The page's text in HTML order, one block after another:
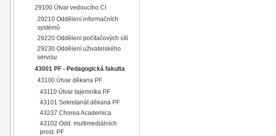
29100 Útvar vedoucího CI
29210 Oddělení informačních
systémů
29220 Oddělení počítačových sítí
29230 Oddělení uživatelského
servisu
43001 PF - Pedagogická fakulta
43100 Útvar děkana PF
43110 Útvar tajemníka PF
43101 Sekretariát děkana PF
43237 Chorea Academica
43102 Odd. multimediálních
prost. PF